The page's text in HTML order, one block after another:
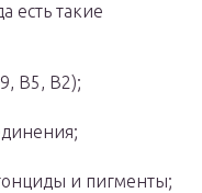
есть такие
В5, В2);
и пигменты;